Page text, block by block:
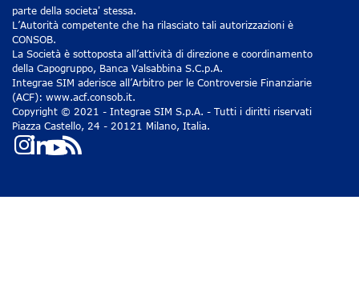
parte della societa' stessa.
L’Autorità competente che ha rilasciato tali autorizzazioni è
CONSOB.
La Società è sottoposta all’attività di direzione e coordinamento
della Capogruppo, Banca Valsabbina S.C.p.A.
Integrae SIM aderisce all’Arbitro per le Controversie Finanziarie
(ACF): www.acf.consob.it.
Copyright © 2021 - Integrae SIM S.p.A. - Tutti i diritti riservati
Piazza Castello, 24 - 20121 Milano, Italia.